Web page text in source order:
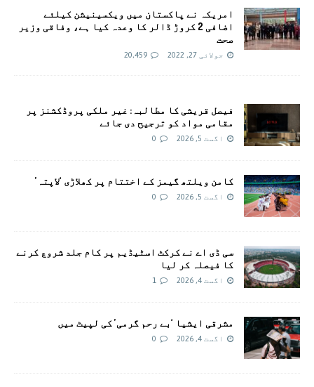
امريکہ نے پاکستان میں ویکسینیشن کیلئے
اضافی 2 کروڑ ڈالر کا وعدہ کیا ہے، وفاقی وزیر
صحت
جولائی 27, 2022 20,459
فیصل قریشی کا مطالبہ: غیر ملکی پروڈکشنز پر
مقامی مواد کو ترجیح دی جائے
اگست 5, 2026 0
کامن ویلتھ گیمز کے اختتام پر کھلاڑی ‘لاپتہ’
اگست 5, 2026 0
سی ڈی اے نے کرکٹ اسٹیڈیم پر کام جلد شروع کرنے
کا فیصلہ کر لیا
اگست 4, 2026 1
مشرقی ایشیا ‘بے رحم گرمی’ کی لپیٹ میں
اگست 4, 2026 0